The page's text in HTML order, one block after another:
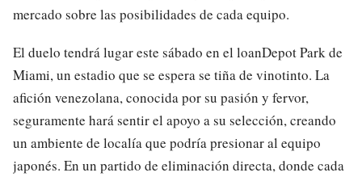
mercado sobre las posibilidades de cada equipo.
El duelo tendrá lugar este sábado en el loanDepot Park de
Miami, un estadio que se espera se tiña de vinotinto. La
afición venezolana, conocida por su pasión y fervor,
seguramente hará sentir el apoyo a su selección, creando
un ambiente de localía que podría presionar al equipo
japonés. En un partido de eliminación directa, donde cada